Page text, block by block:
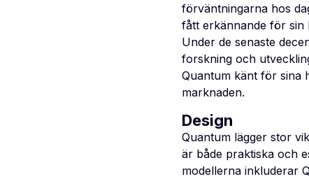
förväntningarna hos
fått erkännande för sin
Under de senaste
forskning och
Quantum känt för sina
marknaden.
Design
Quantum lägger stor
är både praktiska och
modellerna inkluderar